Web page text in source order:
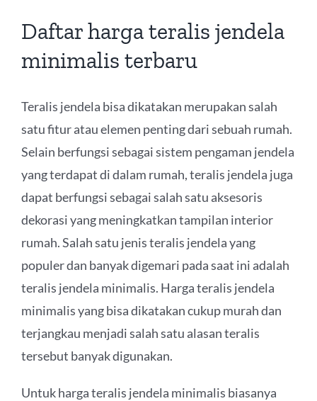
Daftar harga teralis jendela
minimalis terbaru
Teralis jendela bisa dikatakan merupakan salah
satu fitur atau elemen penting dari sebuah rumah.
Selain berfungsi sebagai sistem pengaman jendela
yang terdapat di dalam rumah, teralis jendela juga
dapat berfungsi sebagai salah satu aksesoris
dekorasi yang meningkatkan tampilan interior
rumah. Salah satu jenis teralis jendela yang
populer dan banyak digemari pada saat ini adalah
teralis jendela minimalis. Harga teralis jendela
minimalis yang bisa dikatakan cukup murah dan
terjangkau menjadi salah satu alasan teralis
tersebut banyak digunakan.
Untuk harga teralis jendela minimalis biasanya